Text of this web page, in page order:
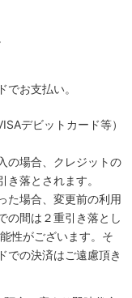
お支払い。
デビットカード等）
の場合、クレジットの
落とされます。
た場合、変更前の利用
の間は２重引き落とし
性がございます。そ
での決済はご遠慮頂き